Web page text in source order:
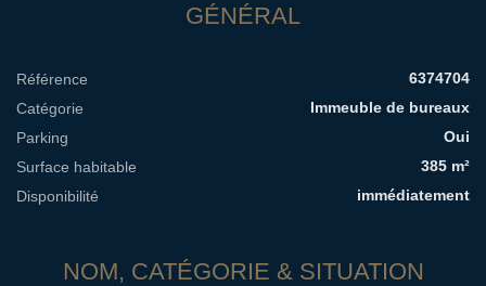
GÉNÉRAL
Référence
6374704
Catégorie
Immeuble de bureaux
Parking
Oui
Surface habitable
385 m²
Disponibilité
immédiatement
NOM, CATÉGORIE & SITUATION